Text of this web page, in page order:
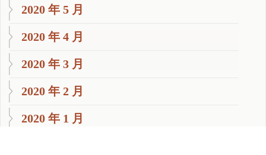
2020 年 5 月
2020 年 4 月
2020 年 3 月
2020 年 2 月
2020 年 1 月